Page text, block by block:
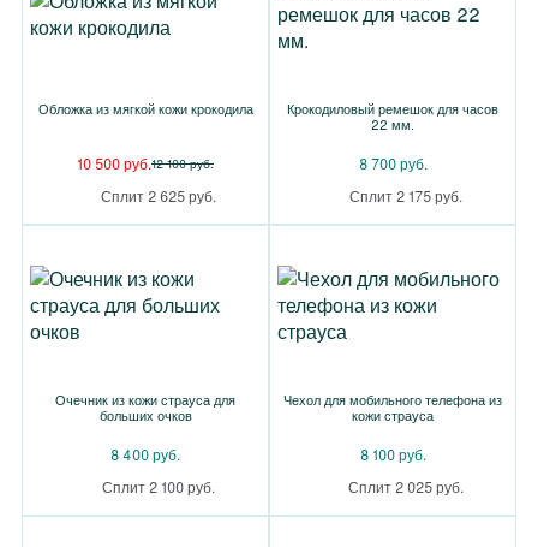
Обложка из мягкой кожи крокодила
10 500 руб.12 100 руб.
Сплит 2 625 руб.
Крокодиловый ремешок для часов
22 мм.
8 700 руб.
Сплит 2 175 руб.
Очечник из кожи страуса для
больших очков
8 400 руб.
Сплит 2 100 руб.
Чехол для мобильного телефона из
кожи страуса
8 100 руб.
Сплит 2 025 руб.